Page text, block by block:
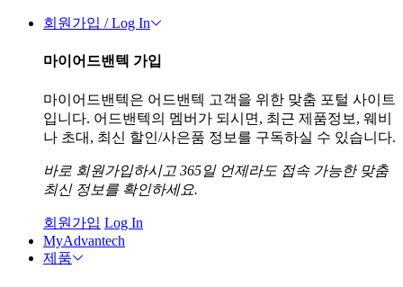
회원가입 / Log In
마이어드밴텍 가입
마이어드밴텍은 어드밴텍 고객을 위한 맞춤 포털 사이트
입니다. 어드밴텍의 멤버가 되시면, 최근 제품정보, 웨비
나 초대, 최신 할인/사은품 정보를 구독하실 수 있습니다.
바로 회원가입하시고 365일 언제라도 접속 가능한 맞춤
최신 정보를 확인하세요.
회원가입 Log In
MyAdvantech
제품